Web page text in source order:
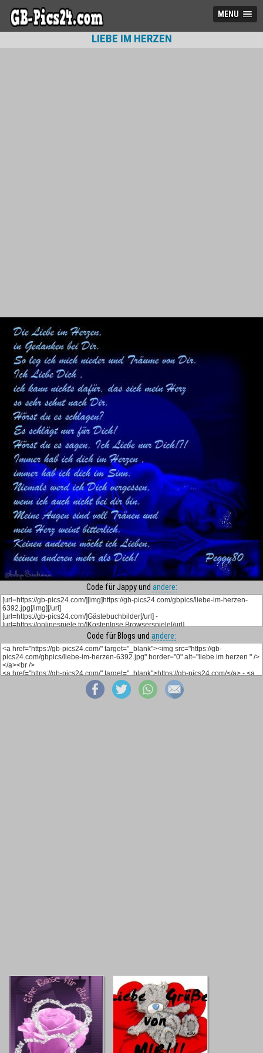
MENU
LIEBE IM HERZEN
Code für Jappy und andere:
Code für Blogs und andere: